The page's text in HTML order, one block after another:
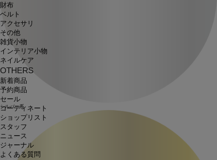
財布
ベルト
アクセサリ
その他
雑貨小物
インテリア小物
ネイルケア
OTHERS
新着商品
予約商品
セール
コーディネート
ショップリスト
スタッフ
ニュース
ジャーナル
よくある質問
シルバー系